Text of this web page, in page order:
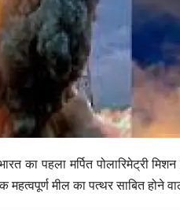
का पहला मर्पित पोलारिमेट्री
मील का पत्थर साबित होने